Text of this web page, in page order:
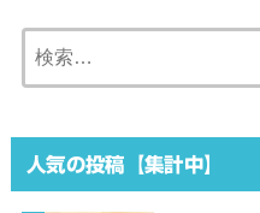
人気の投稿【集計中】